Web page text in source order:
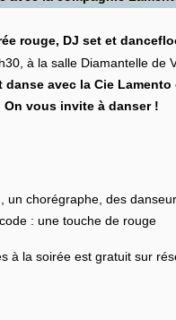
rouge, DJ set et
à la salle Diamantelle de
danse avec la Cie Lamento
On vous invite à danser !
un chorégraphe, des
: une touche de rouge
à la soirée est gratuit sur